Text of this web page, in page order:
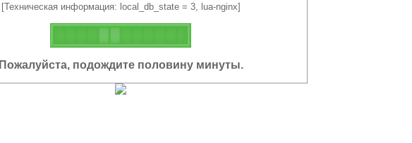
[Техническая информация: local_db_state = 3, lua-nginx]
Пожалуйста, подождите половину минуты.